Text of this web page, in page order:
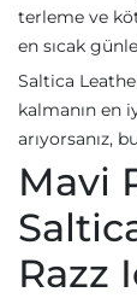
terleme ve
en sıcak
Saltica
kalmanın en
arıyorsanız,
Mavi
Razz